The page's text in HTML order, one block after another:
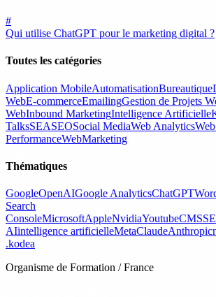
#
Qui utilise ChatGPT pour le marketing digital ?
Toutes les catégories
Application MobileAutomatisationBureautique
WebE-commerceEmailingGestion de Projets
WebInbound MarketingIntelligence Artificielle
TalksSEASEOSocial MediaWeb Analytics
PerformanceWebMarketing
Thématiques
GoogleOpenAIGoogle AnalyticsChatGPT
Search
ConsoleMicrosoftAppleNvidiaYoutubeCMS
AIintelligence artificielleMetaClaudeAnthropic
.kodea
Organisme de Formation / France